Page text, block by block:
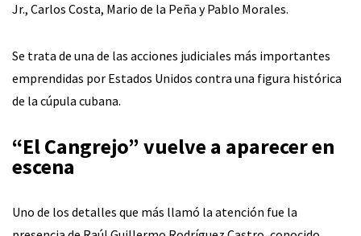
Jr., Carlos Costa, Mario de la Peña y Pablo Morales.
Se trata de una de las acciones judiciales más importantes
emprendidas por Estados Unidos contra una figura histórica
de la cúpula cubana.
“El Cangrejo” vuelve a aparecer en
escena
Uno de los detalles que más llamó la atención fue la